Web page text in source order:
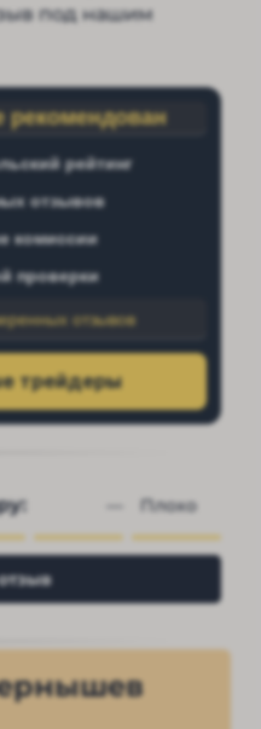
под нашим
рекомендован
рейтинг
отзывов
комиссии
проверки
отзывов
— Плохо